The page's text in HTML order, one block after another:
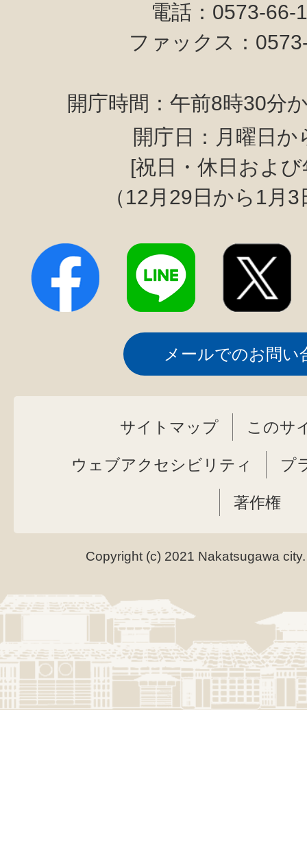
電話：0573-
ファックス：
開庁時間：午前8時30分
開庁日：月曜日か
[祝日・休日およ
（12月29日から1月
メールでのお問い
サイトマップ このサ
ウェブアクセシビリティ プ
著作権
Copyright (c) 2021 Nakatsugawa